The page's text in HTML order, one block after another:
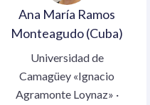
Ana María Ramos
Monteagudo (Cuba)
Universidad de
Camagüey «Ignacio
Agramonte Loynaz» ·